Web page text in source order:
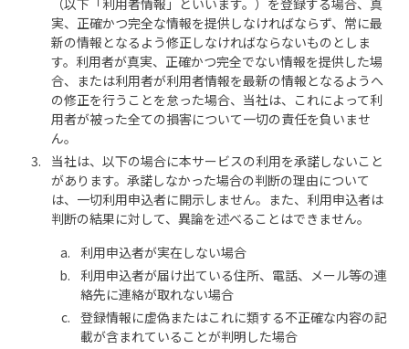
（以下「利用者情報」といいます。）を登録する場合、真
実、正確かつ完全な情報を提供しなければならず、常に最
新の情報となるよう修正しなければならないものとしま
す。利用者が真実、正確かつ完全でない情報を提供した場
合、または利用者が利用者情報を最新の情報となるようへ
の修正を行うことを怠った場合、当社は、これによって利
用者が被った全ての損害について一切の責任を負いませ
ん。
当社は、以下の場合に本サービスの利用を承諾しないこと
があります。承諾しなかった場合の判断の理由について
は、一切利用申込者に開示しません。また、利用申込者は
判断の結果に対して、異論を述べることはできません。
利用申込者が実在しない場合
利用申込者が届け出ている住所、電話、メール等の連
絡先に連絡が取れない場合
登録情報に虚偽またはこれに類する不正確な内容の記
載が含まれていることが判明した場合